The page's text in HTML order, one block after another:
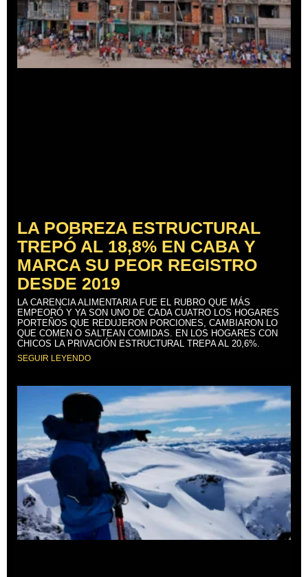
LA POBREZA ESTRUCTURAL
TREPÓ AL 18,8% EN CABA Y
MARCA SU PEOR REGISTRO
DESDE 2019
LA CARENCIA ALIMENTARIA FUE EL RUBRO QUE MÁS
EMPEORÓ Y YA SON UNO DE CADA CUATRO LOS HOGARES
PORTEÑOS QUE REDUJERON PORCIONES, CAMBIARON LO
QUE COMEN O SALTEAN COMIDAS. EN LOS HOGARES CON
CHICOS LA PRIVACIÓN ESTRUCTURAL TREPA AL 20,6%.
SEGUIR LEYENDO